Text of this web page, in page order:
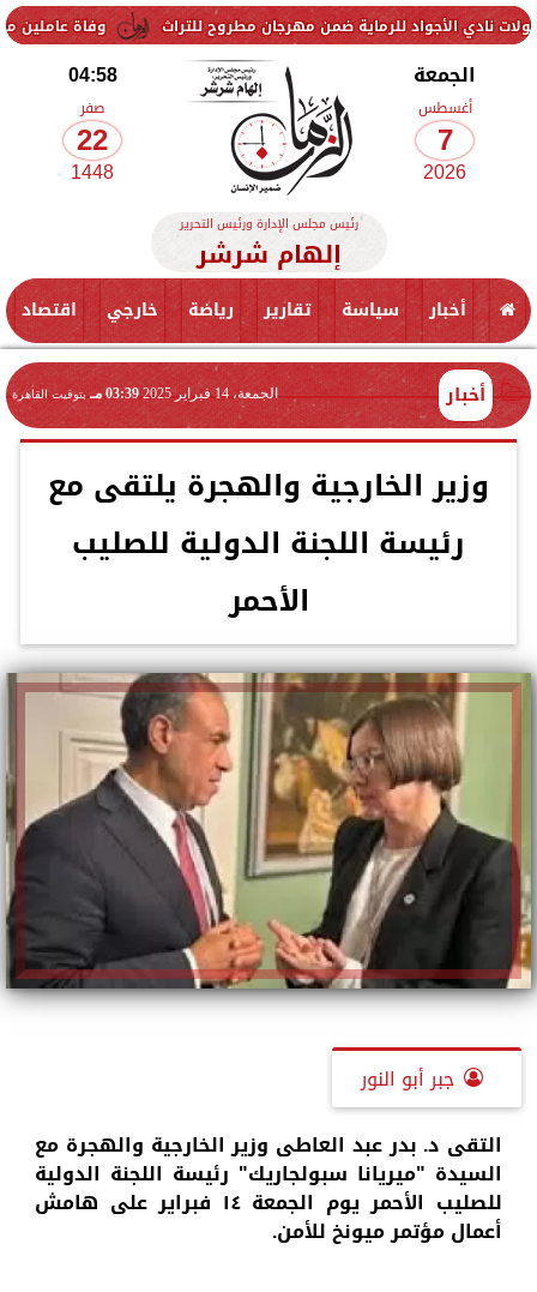
وفاة عاملين متأثرين للرماية ضمن مهرجان مطروح للتراث
الجمعة
أغسطس
7
2026
04:58
صفر
22
1448
رئيس مجلس الإدارة ورئيس التحرير
إلهام شرشر
أخبار سياسة تقارير رياضة خارجي اقتصاد
أخبار الجمعة، 14 فبراير 2025 03:39 مـ بتوقيت القاهرة
وزير الخارجية والهجرة يلتقى مع
رئيسة اللجنة الدولية للصليب
الأحمر
جبر أبو النور
التقى د. بدر عبد العاطى وزير الخارجية والهجرة مع
السيدة "ميريانا سبولجاريك" رئيسة اللجنة الدولية
للصليب الأحمر يوم الجمعة ١٤ فبراير على هامش
أعمال مؤتمر ميونخ للأمن.